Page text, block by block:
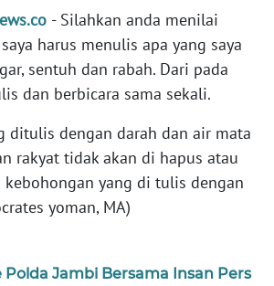
- Silahkan anda menilai
harus menulis apa yang saya
sentuh dan rabah. Dari pada
dan berbicara sama sekali.
ditulis dengan darah dan air mata
rakyat tidak akan di hapus atau
yang di tulis dengan
yoman, MA)
Polda Jambi Bersama Insan Pers